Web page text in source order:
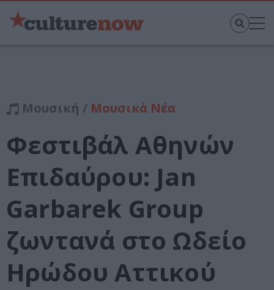
Μουσική / Μουσικά Νέα
Φεστιβάλ Αθηνών
Επιδαύρου: Jan
Garbarek Group
ζωντανά στο Ωδείο
Ηρώδου Αττικού